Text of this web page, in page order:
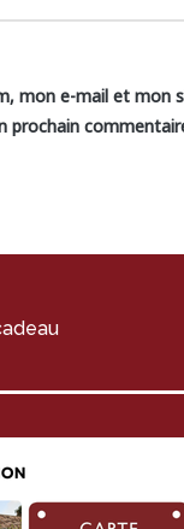
mon e-mail et mon
prochain